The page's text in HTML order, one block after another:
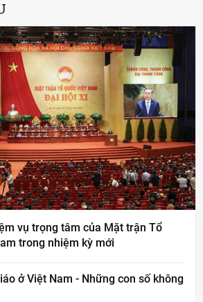
vụ trọng tâm của Mặt trận Tổ
trong nhiệm kỳ mới
ở Việt Nam - Những con số không